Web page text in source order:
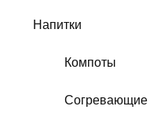
Напитки
Компоты
Согревающие